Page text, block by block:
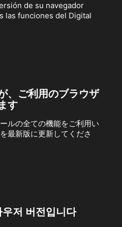
de su navegador
las funciones del Digital
、ご利用のブラウザ
す
ルの全ての機能をご利用い
最新版に更新してくださ
저 버전입니다